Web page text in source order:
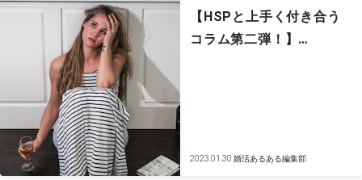
【HSPと上手く付き合う
コラム第二弾！】…
2023.01.30 婚活あるある編集部